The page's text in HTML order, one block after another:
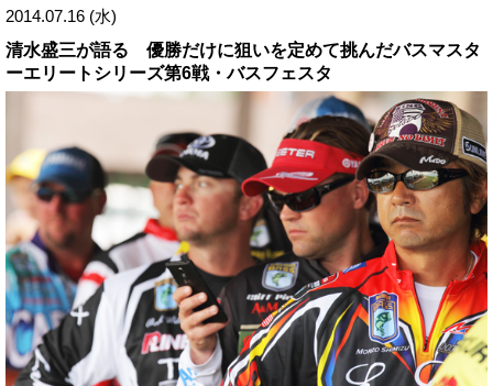
2014.07.16 (水)
清水盛三が語る 優勝だけに狙いを定めて挑んだバスマスタ
ーエリートシリーズ第6戦・バスフェスタ